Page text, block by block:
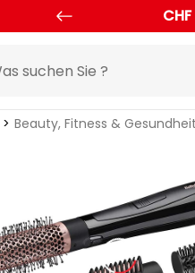
Beauty, Fitness & Gesundheit